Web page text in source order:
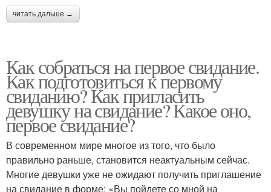
читать дальше →
Как собраться на первое свидание.
Как подготовиться к первому
свиданию? Как пригласить
девушку на свидание? Какое оно,
первое свидание?
В современном мире многое из того, что было
правильно раньше, становится неактуальным сейчас.
Многие девушки уже не ожидают получить приглашение
на свидание в форме: «Вы пойдете со мной на